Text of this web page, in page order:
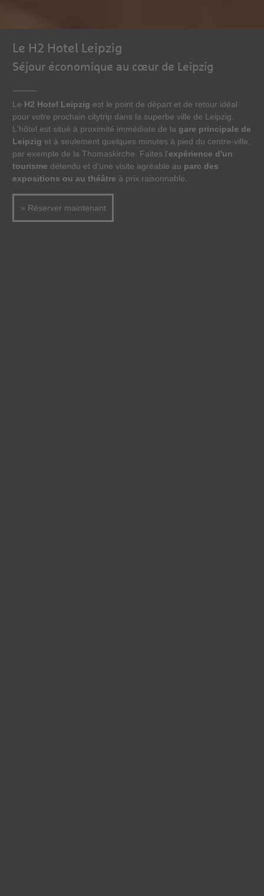
Le H2 Hotel Leipzig
Séjour économique au cœur de Leipzig
Le H2 Hotel Leipzig est le point de départ et de retour idéal
pour votre prochain citytrip dans la superbe ville de Leipzig.
L'hôtel est situé à proximité immédiate de la gare principale de
Leipzig et à seulement quelques minutes à pied du centre-ville,
par exemple de la Thomaskirche. Faites l'expérience d'un
tourisme détendu et d'une visite agréable au parc des
expositions ou au théâtre à prix raisonnable.
» Réserver maintenant